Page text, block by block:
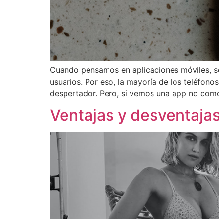
Cuando pensamos en aplicaciones
usuarios. Por eso, la mayoría de los
despertador. Pero, si vemos una app no
Ventajas y